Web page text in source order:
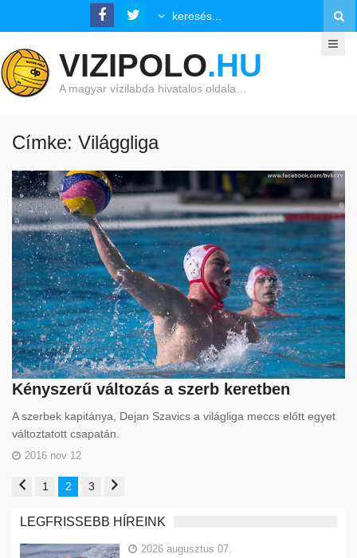
VIZIPOLO.HU
A magyar vízilabda hivatalos oldala…
Címke: Világgliga
Kényszerű változás a szerb keretben
A szerbek kapitánya, Dejan Szavics a világliga meccs előtt egyet
változtatott csapatán.
2016 nov 12
1 2 3
LEGFRISSEBB HÍREINK
2026 augusztus 07.